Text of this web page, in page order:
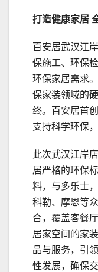
打造健康家居
百安居武汉江
保施工、环保
环保家居需求
保家装领域的
终。百安居首
支持科学环保
此次武汉江岸
居严格的环保
料，与多乐士
科勒、摩恩等
合，覆盖客餐
居家空间的家
品与服务，引
性发展，确保